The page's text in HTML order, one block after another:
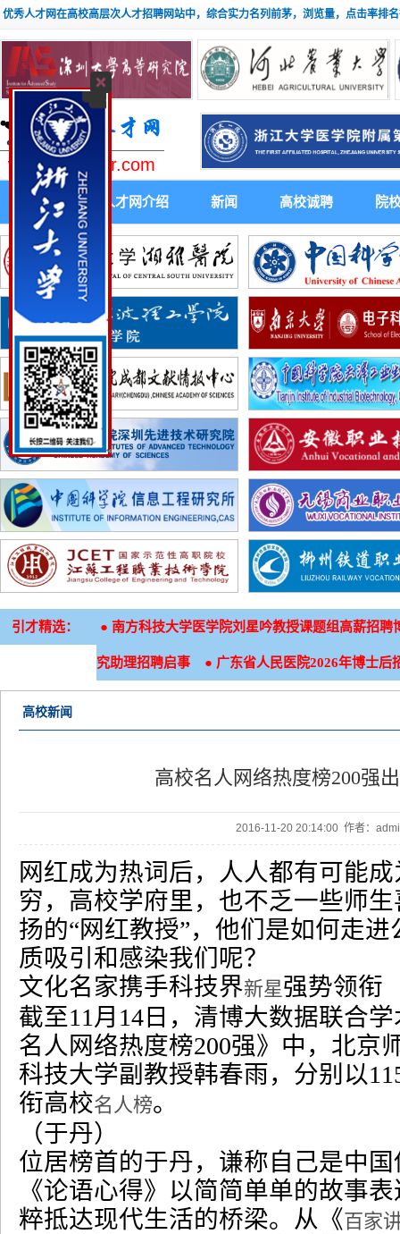
优秀人才网在高校高层次人才招聘网站中，综合实力名列前茅，浏览量，点击率排
www.youxiuhr.com
首 页 人才网介绍 新闻 高校诚聘 院
引才精选： ● 南方科技大学医学院刘星吟教授课题组高薪招聘
究助理招聘启事 ● 广东省人民医院2026年博士后
高校新闻
高校名人网络热度榜200强
2016-11-20 20:14:00 作者：
网红成为热词后，人人都有可能
穷，高校学府里，也不乏一些师
扬的“网红教授”，他们是如何走
质吸引和感染我们呢？
文化名家携手科技界新星强势领衔
截至11 月 14 日，清博大数据联合
名人网络热度榜200强》中，北京
科技大学副教授韩春雨，分别以
衔高校名人榜。
（于丹）
位居榜首的于丹，谦称自己是中
《论语心得》以简简单单的故事
粹抵达现代生活的桥梁。从《百家